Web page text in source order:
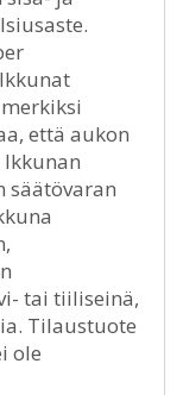
että aukon
säätövaran
tai tiiliseinä,
Tilaustuote
ole